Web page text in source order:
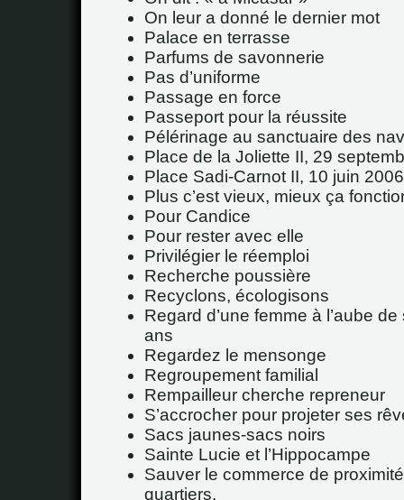
On leur a donné le dernier mot
Palace en terrasse
Parfums de savonnerie
Pas d’uniforme
Passage en force
Passeport pour la réussite
Pélérinage au sanctuaire des
Place de la Joliette II, 29
Place Sadi-Carnot II, 10 juin 2006
Plus c’est vieux, mieux ça
Pour Candice
Pour rester avec elle
Privilégier le réemploi
Recherche poussière
Recyclons, écologisons
Regard d’une femme à l’aube
ans
Regardez le mensonge
Regroupement familial
Rempailleur cherche repreneur
S’accrocher pour projeter ses
Sacs jaunes-sacs noirs
Sainte Lucie et l’Hippocampe
Sauver le commerce de
quartiers.